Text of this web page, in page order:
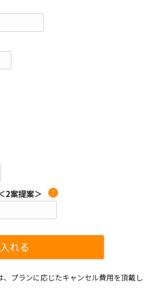
2案提案＞ ?
、プランに応じたキャンセル費用を頂戴し